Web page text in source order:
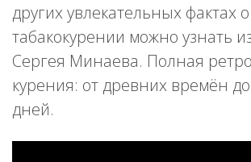
других увлекательных фактах о
табакокурении можно узнать
Сергея Минаева. Полная
курения: от древних времён
дней.